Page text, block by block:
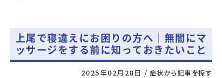
上尾で寝違えにお困りの方へ｜無闇にマ
ッサージをする前に知っておきたいこと
2025年02月28日 / 症状から記事を探す